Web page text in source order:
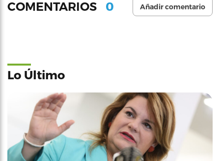
COMENTARIOS 0 Añadir comentario
Lo Último